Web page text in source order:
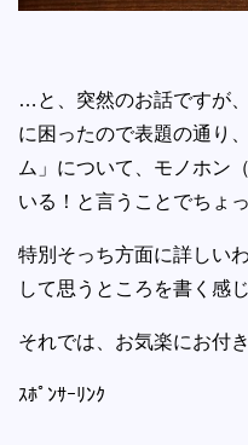
…と、突然のお話ですが
に困ったので表題の通り
ム」について、モノホン
いる！と言うことでちょ
特別そっち方面に詳しい
して思うところを書く感
それでは、お気楽にお付
ｽﾎﾟﾝｻｰﾘﾝｸ